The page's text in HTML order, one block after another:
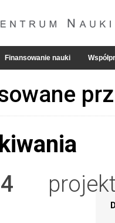
Finansowanie nauki
4